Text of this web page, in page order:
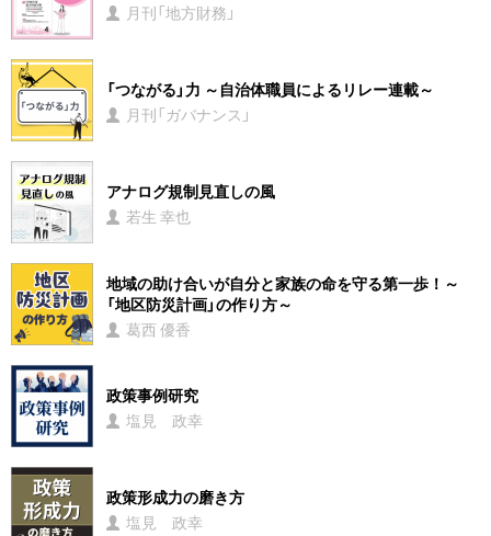
月刊「地方財務」
「つながる」力 ～自治体職員によるリレー連載～
月刊「ガバナンス」
アナログ規制見直しの風
若生 幸也
地域の助け合いが自分と家族の命を守る第一歩！～
「地区防災計画」の作り方～
葛西 優香
政策事例研究
塩見 政幸
政策形成力の磨き方
塩見 政幸